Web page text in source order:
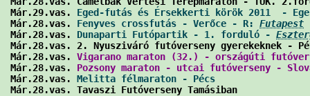
Már.29.vas. Eged-futás és Érsekkerti körök 2011  -
Már.28.vas. Fenyves crossfutás - Verőce - R: Futapest
Már.28.vas. Dunaparti Futópartik - 1. forduló -
Már.28.vas. 2. Nyusziváró futóverseny
Már.28.vas. Vigarano maraton (32.) - országúti
Már.28.vas. Pozsony maraton - utcai futóverseny -
Már.28.vas. Melitta félmaraton - Pécs
Már.28.vas. Tavaszi Futóverseny